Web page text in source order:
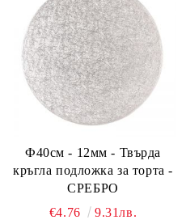
Ф40см - 12мм - Твърда
кръгла подложка за торта -
СРЕБРО
€4.76
9.31лв.